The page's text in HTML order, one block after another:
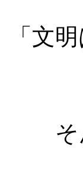
「文